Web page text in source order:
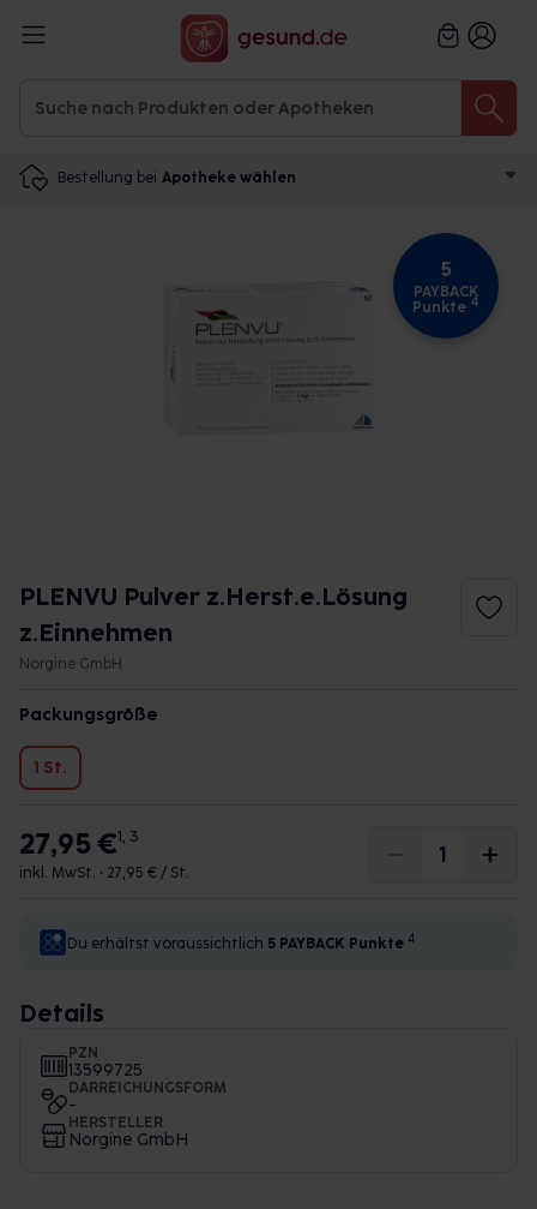
Bestellung bei Apotheke wählen
5
PAYBACK
Punkte 4
PLENVU Pulver z.Herst.e.Lösung
z.Einnehmen
Norgine GmbH
Packungsgröße
1 St.
27,95 €1, 3
inkl. MwSt. • 27,95 € / St.
Du erhältst voraussichtlich 5 PAYBACK Punkte 4
Details
PZN
13599725
DARREICHUNGSFORM
-
HERSTELLER
Norgine GmbH